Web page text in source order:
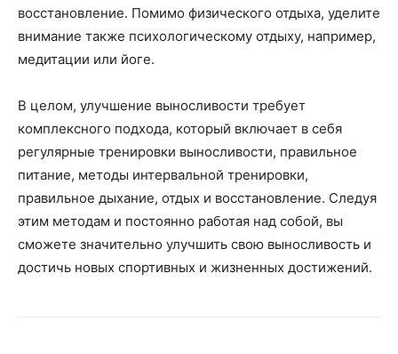
восстановление. Помимо физического отдыха, уделите
внимание также психологическому отдыху, например,
медитации или йоге.
В целом, улучшение выносливости требует
комплексного подхода, который включает в себя
регулярные тренировки выносливости, правильное
питание, методы интервальной тренировки,
правильное дыхание, отдых и восстановление. Следуя
этим методам и постоянно работая над собой, вы
сможете значительно улучшить свою выносливость и
достичь новых спортивных и жизненных достижений.